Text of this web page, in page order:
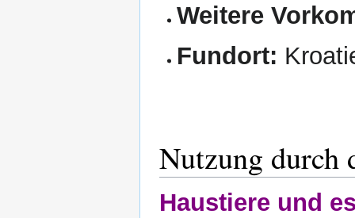
Weitere
Fundort:
Nutzung durch
Haustiere und